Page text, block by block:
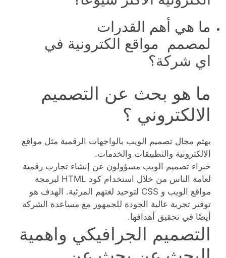
ما هي أهم القدرات
لمصمم مواقع الكترونية في
اي شركة؟
ما هو بحث عن التصميم
الالكتروني ؟
يهتم مجال تصميم الويب بالواجهات الرقمية مثل مواقع
الالكترونية والتطبيقات والخدمات.
خبراء تصميم الويب مسؤولون عن إنشاء تجارب رقمية
لعامة الناس من خلال استخدام كود HTML لبرمجة
مواقع الويب و CSS لتوحيد لغتهم المرئية. الهدف هو
توفير تجربة عالية الجودة للجمهور مع مساعدة الشركة
أيضًا في تحقيق أهدافها.
التصميم الجرافيكي واهمية